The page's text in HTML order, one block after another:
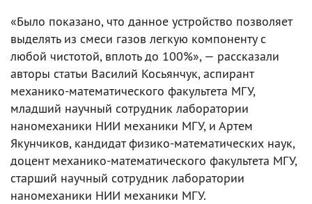
«Было показано, что данное устройство позволяет
выделять из смеси газов легкую компоненту с
любой чистотой, вплоть до 100%», — рассказали
авторы статьи Василий Косьянчук, аспирант
механико-математического факультета МГУ,
младший научный сотрудник лаборатории
наномеханики НИИ механики МГУ, и Артем
Якунчиков, кандидат физико-математических наук,
доцент механико-математического факультета МГУ,
старший научный сотрудник лаборатории
наномеханики НИИ механики МГУ.